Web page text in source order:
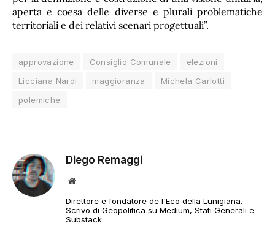
aperta e coesa delle diverse e plurali problematiche
territoriali e dei relativi scenari progettuali”.
approvazione Consiglio Comunale
elezioni
Licciana Nardi
maggioranza
Michela Carlotti
polemiche
Diego Remaggi
Sito
Direttore e fondatore de l'Eco della Lunigiana.
Scrivo di Geopolitica su Medium, Stati Generali e
Substack.